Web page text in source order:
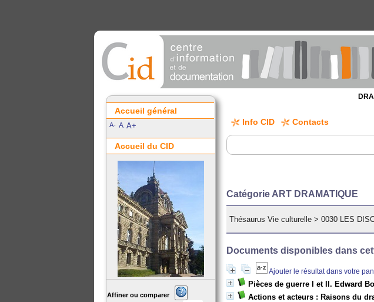
Info CID Contacts
Catégorie ART DRAMATIQUE
Thésaurus Vie culturelle >0030 LES
Documents disponibles dans
Ajouter le résultat dans votre
Pièces de guerre I et II. Edward
Actions et acteurs : Raisons du
Accueil général
A- A A+
Accueil du CID
Affiner ou comparer